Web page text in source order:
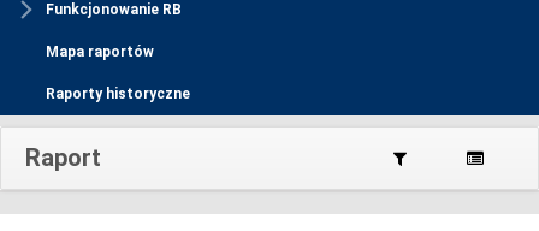
Funkcjonowanie RB
Mapa raportów
Raporty historyczne
Raport